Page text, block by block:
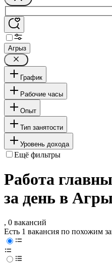
Агрыз
График
Рабочие часы
Опыт
Тип занятости
Уровень дохода
Ещё фильтры
Работа
за день в
, 0 вакансий
Есть 1 вакансия по похожим